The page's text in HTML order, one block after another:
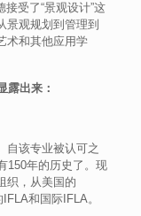
受了“景观设计”这
景观规划到管理到
术和其他应用学
露出来：
自该专业被认可之
150年的历史了。现
织，从美国的
和国际IFLA。